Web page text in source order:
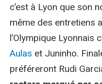
c’est à Lyon que son
même des entretiens
l’Olympique Lyonnais
Aulas et Juninho.
préféreront Rudi